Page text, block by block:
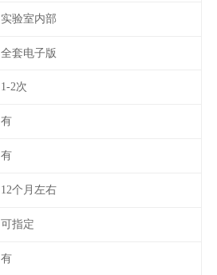
实验室内部
全套电子版
1-2次
有
有
12个月左右
可指定
有